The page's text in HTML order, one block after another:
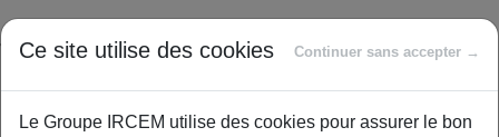
Tarif de convention
14 janvier 2021
Byircem
Ce site utilise des cookies Continuer sans accepter →
Le Groupe IRCEM utilise des cookies pour assurer le bon